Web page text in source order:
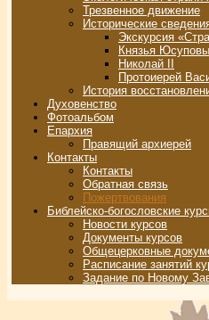
Трезвенное движение
Исторические
Экскурсия
Князья Юсуповы
Николай II
Протоиерей
История
Духовенство
Фотоальбом
Епархия
Правящий архиерей
Контакты
Контакты
Обратная связь
Пожертвования
Библейско-богословские
Новости курсов
Документы курсов
Общецерковные
Расписание занятий
Задание по Новому